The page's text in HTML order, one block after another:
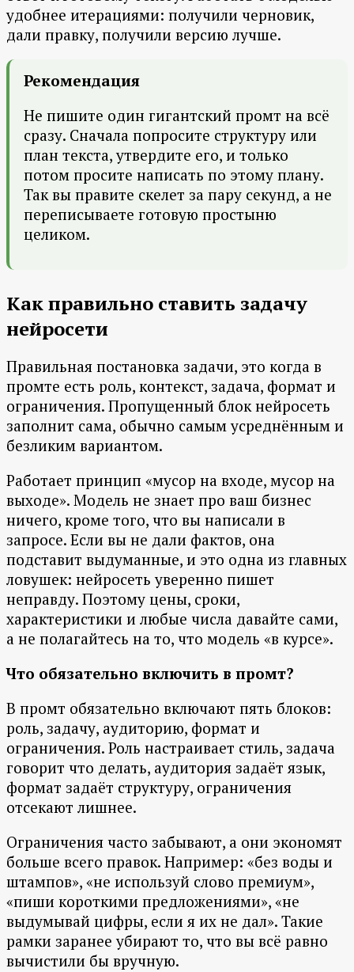
удобнее итерациями: получили черновик,
дали правку, получили версию лучше.
Рекомендация
Не пишите один гигантский промт на всё
сразу. Сначала попросите структуру или
план текста, утвердите его, и только
потом просите написать по этому плану.
Так вы правите скелет за пару секунд, а не
переписываете готовую простыню
целиком.
Как правильно ставить задачу
нейросети
Правильная постановка задачи, это когда в
промте есть роль, контекст, задача, формат и
ограничения. Пропущенный блок нейросеть
заполнит сама, обычно самым усреднённым и
безликим вариантом.
Работает принцип «мусор на входе, мусор на
выходе». Модель не знает про ваш бизнес
ничего, кроме того, что вы написали в
запросе. Если вы не дали фактов, она
подставит выдуманные, и это одна из главных
ловушек: нейросеть уверенно пишет
неправду. Поэтому цены, сроки,
характеристики и любые числа давайте сами,
а не полагайтесь на то, что модель «в курсе».
Что обязательно включить в промт?
В промт обязательно включают пять блоков:
роль, задачу, аудиторию, формат и
ограничения. Роль настраивает стиль, задача
говорит что делать, аудитория задаёт язык,
формат задаёт структуру, ограничения
отсекают лишнее.
Ограничения часто забывают, а они экономят
больше всего правок. Например: «без воды и
штампов», «не используй слово премиум»,
«пиши короткими предложениями», «не
выдумывай цифры, если я их не дал». Такие
рамки заранее убирают то, что вы всё равно
вычистили бы вручную.